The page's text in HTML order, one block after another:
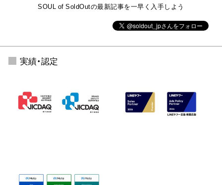
SOUL of SoldOutの最新記事を一早く入手しよう
実績・認定